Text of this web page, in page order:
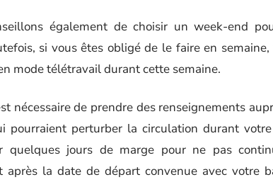
également de choisir un week-end
si vous êtes obligé de le faire en
mode télétravail durant cette semaine.
nécessaire de prendre des renseignements
pourraient perturber la circulation durant
quelques jours de marge pour ne pas
après la date de départ convenue avec votre